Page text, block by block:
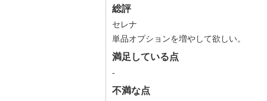
総評
セレナ
単品オプションを増やして欲しい。
満足している点
-
不満な点